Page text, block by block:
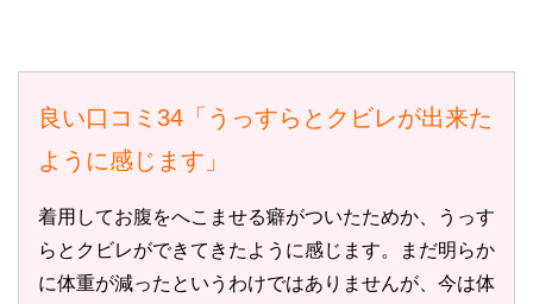
良い口コミ34「うっすらとクビレが出来た
ように感じます」
着用してお腹をへこませる癖がついたためか、うっす
らとクビレができてきたように感じます。まだ明らか
に体重が減ったというわけではありませんが、今は体